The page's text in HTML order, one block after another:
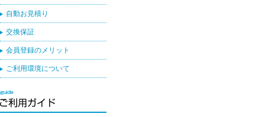
自動お見積り
交換保証
会員登録のメリット
ご利用環境について